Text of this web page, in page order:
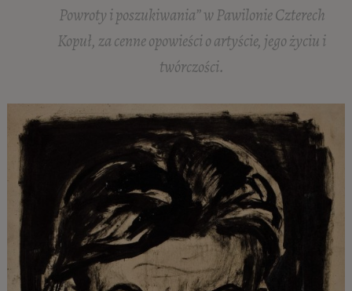
Powroty i poszukiwania” w Pawilonie Czterech
Kopuł, za cenne opowieści o artyście, jego życiu i
twórczości.